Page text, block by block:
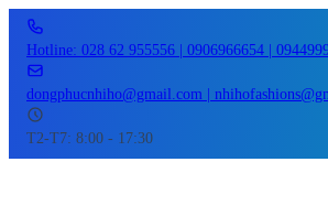
Hotline: 028 62 955556 | 0906966654 |
dongphucnhiho@gmail.com |
T2-T7: 8:00 - 17:30